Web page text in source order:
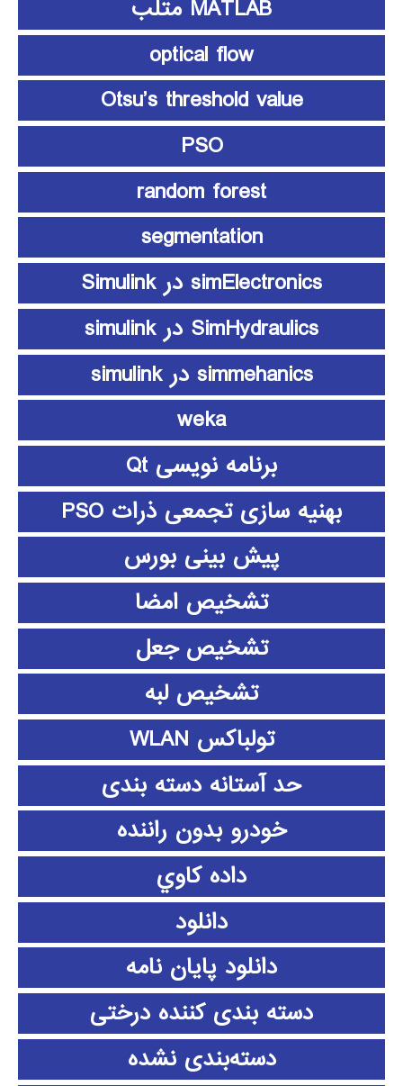
MATLAB متلب
optical flow
Otsu’s threshold value
PSO
random forest
segmentation
simElectronics در Simulink
SimHydraulics در simulink
simmehanics در simulink
weka
برنامه نویسی Qt
بهنیه سازی تجمعی ذرات PSO
پیش بینی بورس
تشخیص امضا
تشخیص جعل
تشخیص لبه
تولباکس WLAN
حد آستانه دسته بندی
خودرو بدون راننده
داده كاوي
دانلود
دانلود پايان نامه
دسته بندی کننده درختی
دسته‌بندی نشده